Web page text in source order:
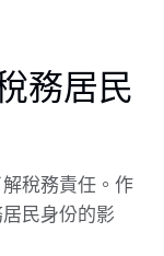
務居民
稅務責任。作
民身份的影